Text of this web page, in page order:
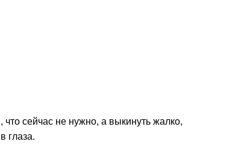
сейчас не нужно, а выкинуть жалко,
глаза.